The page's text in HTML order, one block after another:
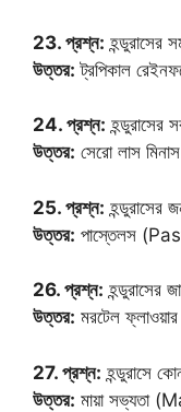
23. প্রশ্ন: হন্ডুরাসের
উত্তর: ট্রপিকাল
24. প্রশ্ন: হন্ডুরাসের
উত্তর: সেরো লাস
25. প্রশ্ন: হন্ডুরাসের
উত্তর: পাস্তেলস
26. প্রশ্ন: হন্ডুরাসের
উত্তর: মরটেল
27. প্রশ্ন: হন্ডুরাসে
উত্তর: মায়া সভ্যতা